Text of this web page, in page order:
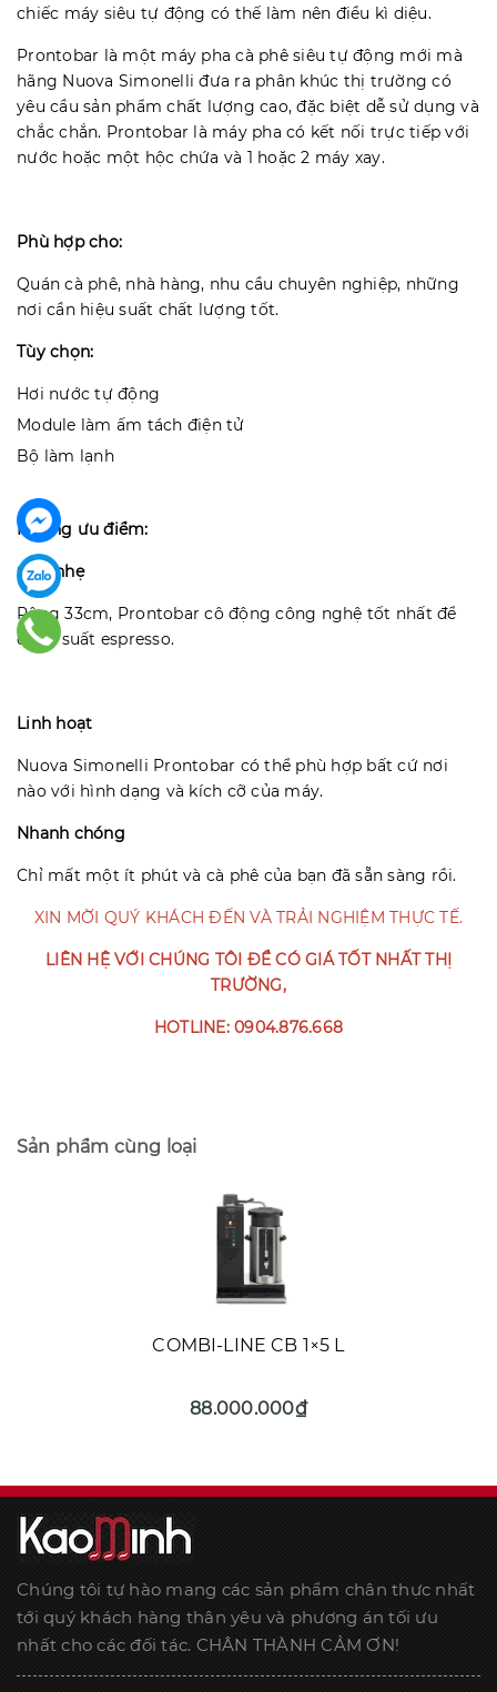
chiếc máy siêu tự động có thế làm nên điều kì diệu.
Prontobar là một máy pha cà phê siêu tự động mới mà
hãng Nuova Simonelli đưa ra phân khúc thị trường có
yêu cầu sản phẩm chất lượng cao, đặc biệt dễ sử dụng và
chắc chắn. Prontobar là máy pha có kết nối trực tiếp với
nước hoặc một hộc chứa và 1 hoặc 2 máy xay.
Phù hợp cho:
Quán cà phê, nhà hàng, nhu cầu chuyên nghiệp, những
nơi cần hiệu suất chất lượng tốt.
Tùy chọn:
Hơi nước tự động
Module làm ấm tách điện tử
Bộ làm lạnh
Những ưu điểm:
Gọn nhẹ
Rộng 33cm, Prontobar cô động công nghệ tốt nhất để
chiết suất espresso.
Linh hoạt
Nuova Simonelli Prontobar có thể phù hợp bất cứ nơi
nào với hình dạng và kích cỡ của máy.
Nhanh chóng
Chỉ mất một ít phút và cà phê của bạn đã sẵn sàng rồi.
XIN MỜI QUÝ KHÁCH ĐẾN VÀ TRẢI NGHIỆM THỰC TẾ.
LIÊN HỆ VỚI CHÚNG TÔI ĐỂ CÓ GIÁ TỐT NHẤT THỊ
TRƯỜNG,
HOTLINE: 0904.876.668
Sản phẩm cùng loại
COMBI-LINE CB 1×5 L
88.000.000₫
Chúng tôi tự hào mang các sản phẩm chân thực nhất
tới quý khách hàng thân yêu và phương án tối ưu
nhất cho các đối tác. CHÂN THÀNH CẢM ƠN!